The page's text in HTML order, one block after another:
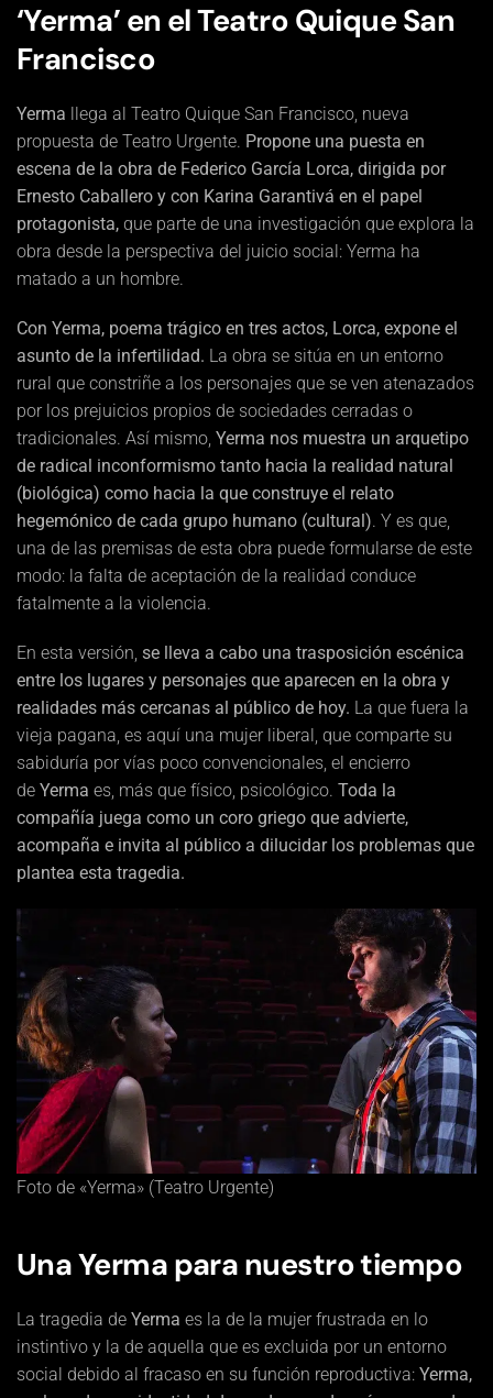
‘Yerma’ en el Teatro Quique San
Francisco
Yerma llega al Teatro Quique San Francisco, nueva
propuesta de Teatro Urgente. Propone una puesta en
escena de la obra de Federico García Lorca, dirigida por
Ernesto Caballero y con Karina Garantivá en el papel
protagonista, que parte de una investigación que explora la
obra desde la perspectiva del juicio social: Yerma ha
matado a un hombre.
Con Yerma, poema trágico en tres actos, Lorca, expone el
asunto de la infertilidad. La obra se sitúa en un entorno
rural que constriñe a los personajes que se ven atenazados
por los prejuicios propios de sociedades cerradas o
tradicionales. Así mismo, Yerma nos muestra un arquetipo
de radical inconformismo tanto hacia la realidad natural
(biológica) como hacia la que construye el relato
hegemónico de cada grupo humano (cultural). Y es que,
una de las premisas de esta obra puede formularse de este
modo: la falta de aceptación de la realidad conduce
fatalmente a la violencia.
En esta versión, se lleva a cabo una trasposición escénica
entre los lugares y personajes que aparecen en la obra y
realidades más cercanas al público de hoy. La que fuera la
vieja pagana, es aquí una mujer liberal, que comparte su
sabiduría por vías poco convencionales, el encierro
de Yerma es, más que físico, psicológico. Toda la
compañía juega como un coro griego que advierte,
acompaña e invita al público a dilucidar los problemas que
plantea esta tragedia.
Foto de «Yerma» (Teatro Urgente)
Una Yerma para nuestro tiempo
La tragedia de Yerma es la de la mujer frustrada en lo
instintivo y la de aquella que es excluida por un entorno
social debido al fracaso en su función reproductiva: Yerma,